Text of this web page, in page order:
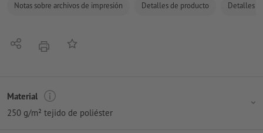
Notas sobre archivos de impresión Detalles de producto Detalles
CompartirimprimirAñadir a lista de favoritos
Material
250 g/m² tejido de poliéster